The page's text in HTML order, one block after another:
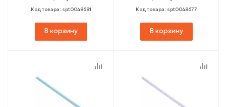
Код товара: spt0048681
В корзину
Код товара: spt0048677
В корзину